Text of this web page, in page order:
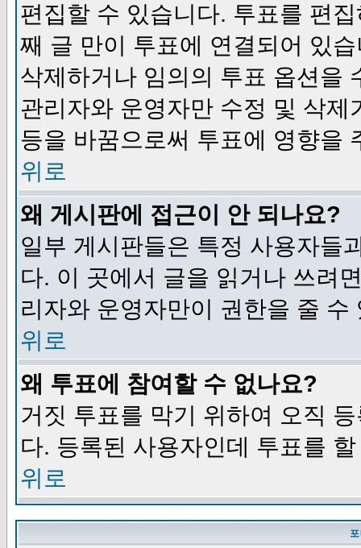
편집할 수 있습니다. 투표를 편
째 글 만이 투표에 연결되어 있
삭제하거나 임의의 투표 옵션을
관리자와 운영자만 수정 및 삭
등을 바꿈으로써 투표에 영향을
위로
왜 게시판에 접근이 안 되나요?
일부 게시판들은 특정 사용자들
다. 이 곳에서 글을 읽거나 쓰려
리자와 운영자만이 권한을 줄
위로
왜 투표에 참여할 수 없나요?
거짓 투표를 막기 위하여 오직
다. 등록된 사용자인데 투표를
위로